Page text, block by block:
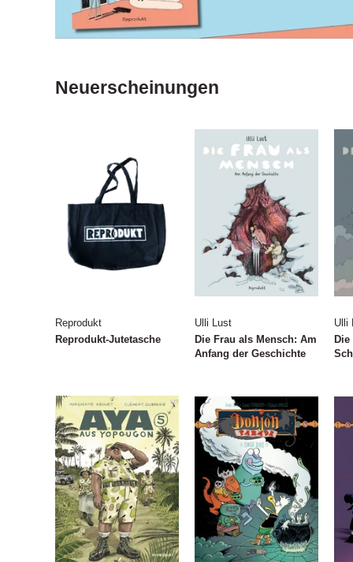
Neuerscheinungen
Reprodukt
Reprodukt-Jutetasche
Ulli Lust
Die Frau als Mensch: Am
Anfang der Geschichte
Ulli